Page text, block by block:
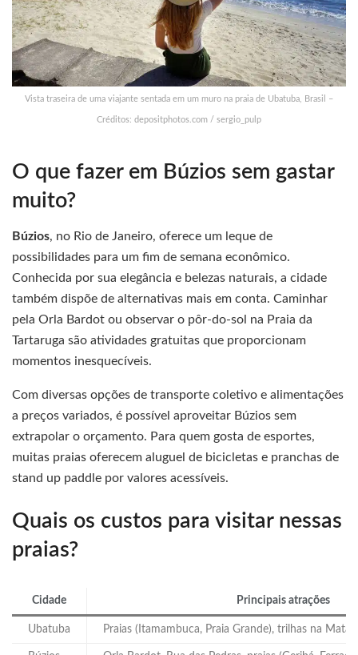
Vista traseira de uma viajante sentada em um muro na praia de Ubatuba, Brasil –
Créditos: depositphotos.com / sergio_pulp
O que fazer em Búzios sem gastar
muito?
Búzios, no Rio de Janeiro, oferece um leque de
possibilidades para um fim de semana econômico.
Conhecida por sua elegância e belezas naturais, a cidade
também dispõe de alternativas mais em conta. Caminhar
pela Orla Bardot ou observar o pôr-do-sol na Praia da
Tartaruga são atividades gratuitas que proporcionam
momentos inesquecíveis.
Com diversas opções de transporte coletivo e alimentações
a preços variados, é possível aproveitar Búzios sem
extrapolar o orçamento. Para quem gosta de esportes,
muitas praias oferecem aluguel de bicicletas e pranchas de
stand up paddle por valores acessíveis.
Quais os custos para visitar nessas
praias?
Cidade Principais atrações
Ubatuba Praias (Itamambuca, Praia Grande), trilhas na Mata